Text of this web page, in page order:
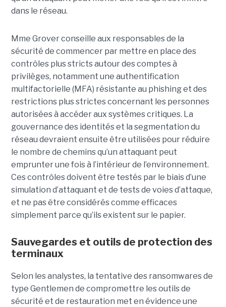
dans le réseau.
Mme Grover conseille aux responsables de la
sécurité de commencer par mettre en place des
contrôles plus stricts autour des comptes à
privilèges, notamment une authentification
multifactorielle (MFA) résistante au phishing et des
restrictions plus strictes concernant les personnes
autorisées à accéder aux systèmes critiques. La
gouvernance des identités et la segmentation du
réseau devraient ensuite être utilisées pour réduire
le nombre de chemins qu’un attaquant peut
emprunter une fois à l’intérieur de l’environnement.
Ces contrôles doivent être testés par le biais d’une
simulation d’attaquant et de tests de voies d’attaque,
et ne pas être considérés comme efficaces
simplement parce qu’ils existent sur le papier.
Sauvegardes et outils de protection des
terminaux
Selon les analystes, la tentative des ransomwares de
type Gentlemen de compromettre les outils de
sécurité et de restauration met en évidence une